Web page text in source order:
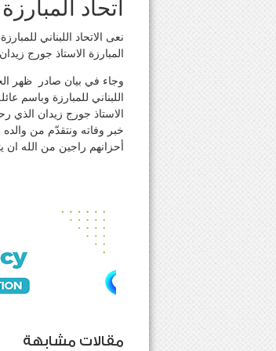
اتحاد
نعى الاتحاد اللبناني
المبارزة الاستاذ جورج
وجاء في بيان صادر ظهر
اللبناني للمبارزة وباسم
الاستاذ جورج زيدان الذي
خبر وفاته ونتقدّم من
أحزانهم راجين من الله ان
مقالات مشابهة